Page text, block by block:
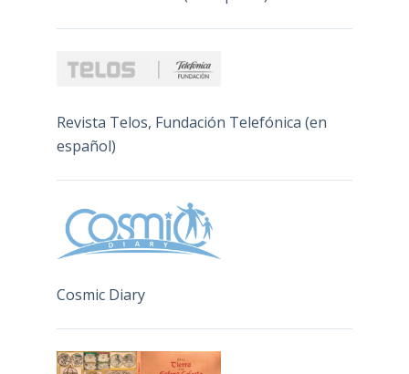
Revista Telos, Fundación Telefónica (en
español)
Cosmic Diary